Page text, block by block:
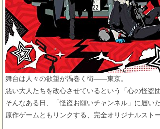
舞台は人々の欲望が渦巻く街――東京。
悪い大人たちを改心させているという「心の怪盗
そんなある日、「怪盗お願いチャンネル」に届
原作ゲームともリンクする、完全オリジナルストー